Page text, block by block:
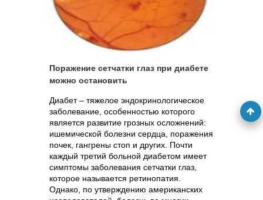
Поражение сетчатки глаз при диабете
можно остановить
Диабет – тяжелое эндокринологическое
заболевание, особенностью которого
является развитие грозных осложнений:
ишемической болезни сердца, поражения
почек, гангрены стоп и других. Почти
каждый третий больной диабетом имеет
симптомы заболевания сетчатки глаз,
которое называется ретинопатия.
Однако, по утверждению американских